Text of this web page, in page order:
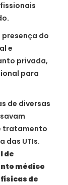
presença do
e
privada,
para
de diversas
tratamento
das UTIs.
de
médico
de